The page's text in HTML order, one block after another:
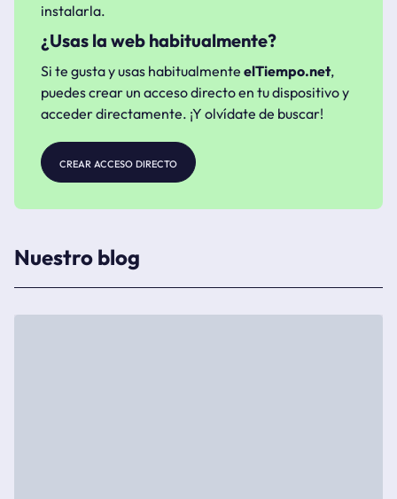
instalarla.
¿Usas la web habitualmente?
Si te gusta y usas habitualmente elTiempo.net,
puedes crear un acceso directo en tu dispositivo y
acceder directamente. ¡Y olvídate de buscar!
crear acceso directo
Nuestro blog